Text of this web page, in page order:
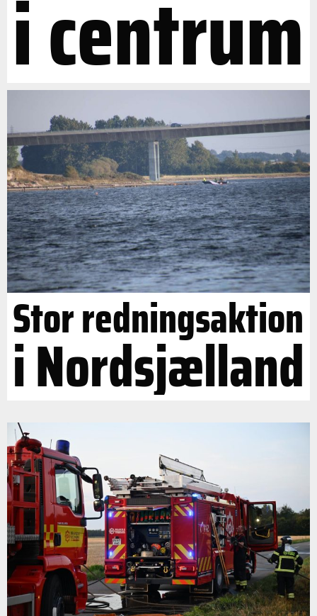
i centrum
Stor redningsaktion
i Nordsjælland